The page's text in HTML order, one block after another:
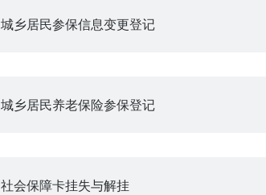
城乡居民参保信息变更登记
城乡居民养老保险参保登记
社会保障卡挂失与解挂